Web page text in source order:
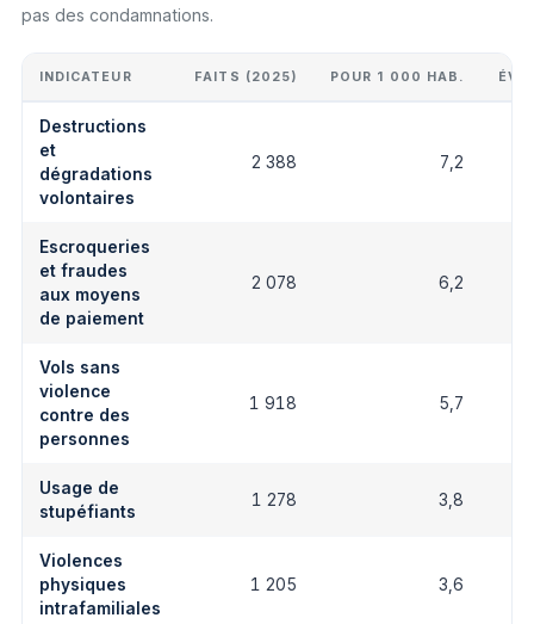
pas des condamnations.
INDICATEUR FAITS (2025) POUR 1 000 HAB.
Destructions
et
dégradations
volontaires
2 388 7,2
Escroqueries
et fraudes
aux moyens
de paiement
2 078 6,2
Vols sans
violence
contre des
personnes
1 918 5,7
Usage de
stupéfiants
1 278 3,8
Violences
physiques
intrafamiliales
1 205 3,6